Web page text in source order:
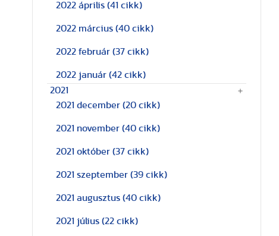
2022 április (41 cikk)
2022 március (40 cikk)
2022 február (37 cikk)
2022 január (42 cikk)
2021
2021 december (20 cikk)
2021 november (40 cikk)
2021 október (37 cikk)
2021 szeptember (39 cikk)
2021 augusztus (40 cikk)
2021 július (22 cikk)